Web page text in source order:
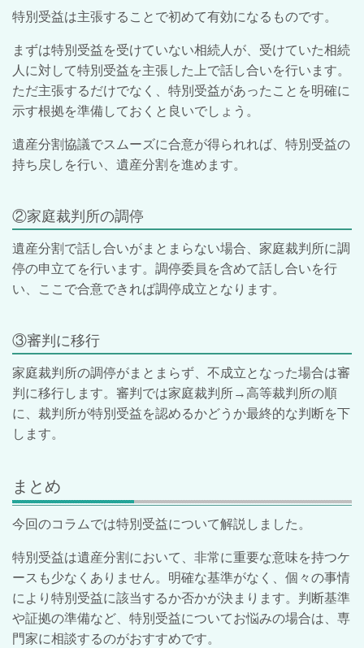
特別受益は主張することで初めて有効になるものです。
まずは特別受益を受けていない相続人が、受けていた相続
人に対して特別受益を主張した上で話し合いを行います。
ただ主張するだけでなく、特別受益があったことを明確に
示す根拠を準備しておくと良いでしょう。
遺産分割協議でスムーズに合意が得られれば、特別受益の
持ち戻しを行い、遺産分割を進めます。
②家庭裁判所の調停
遺産分割で話し合いがまとまらない場合、家庭裁判所に調
停の申立てを行います。調停委員を含めて話し合いを行
い、ここで合意できれば調停成立となります。
③審判に移行
家庭裁判所の調停がまとまらず、不成立となった場合は審
判に移行します。審判では家庭裁判所→高等裁判所の順
に、裁判所が特別受益を認めるかどうか最終的な判断を下
します。
まとめ
今回のコラムでは特別受益について解説しました。
特別受益は遺産分割において、非常に重要な意味を持つケ
ースも少なくありません。明確な基準がなく、個々の事情
により特別受益に該当するか否かが決まります。判断基準
や証拠の準備など、特別受益についてお悩みの場合は、専
門家に相談するのがおすすめです。